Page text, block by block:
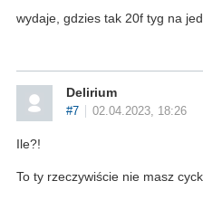
wydaje, gdzies tak 20f tyg na
Delirium
#7 02.04.2023, 18:26
Ile?!
To ty rzeczywiście nie masz